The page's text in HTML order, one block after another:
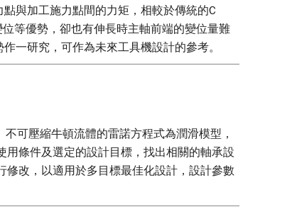
與加工施力點間的力矩，相較於傳統的C
等優勢，卻也有伸長時主軸前端的變位量難
一研究，可作為未來工具機設計的參考。
可壓縮牛頓流體的雷諾方程式為潤滑模型，
條件及選定的設計目標，找出相關的軸承設
改，以適用於多目標最佳化設計，設計參數